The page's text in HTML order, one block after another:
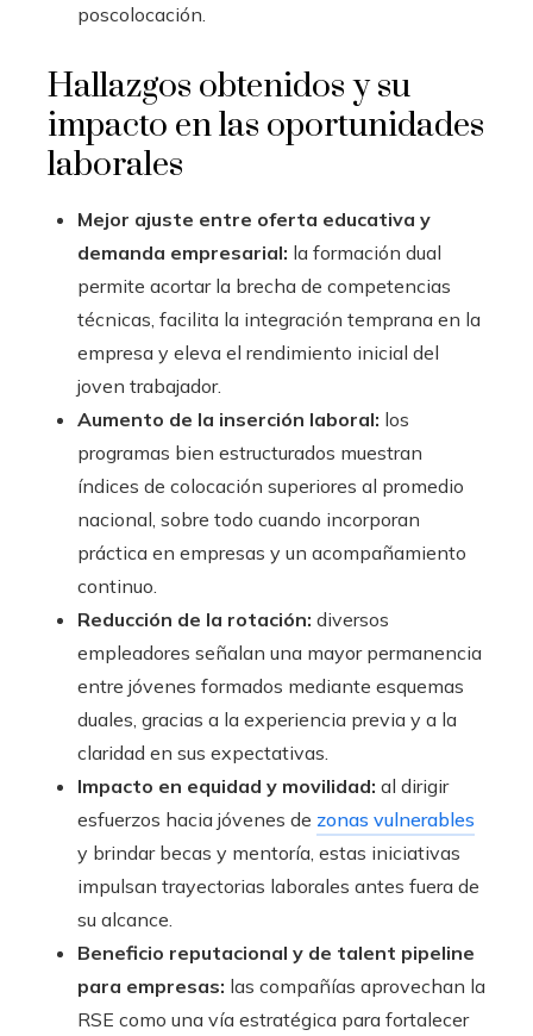
poscolocación.
Hallazgos obtenidos y su
impacto en las oportunidades
laborales
Mejor ajuste entre oferta educativa y
demanda empresarial: la formación dual
permite acortar la brecha de competencias
técnicas, facilita la integración temprana en la
empresa y eleva el rendimiento inicial del
joven trabajador.
Aumento de la inserción laboral: los
programas bien estructurados muestran
índices de colocación superiores al promedio
nacional, sobre todo cuando incorporan
práctica en empresas y un acompañamiento
continuo.
Reducción de la rotación: diversos
empleadores señalan una mayor permanencia
entre jóvenes formados mediante esquemas
duales, gracias a la experiencia previa y a la
claridad en sus expectativas.
Impacto en equidad y movilidad: al dirigir
esfuerzos hacia jóvenes de zonas vulnerables
y brindar becas y mentoría, estas iniciativas
impulsan trayectorias laborales antes fuera de
su alcance.
Beneficio reputacional y de talent pipeline
para empresas: las compañías aprovechan la
RSE como una vía estratégica para fortalecer